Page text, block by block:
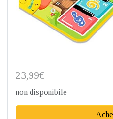
23,99€
non disponibile